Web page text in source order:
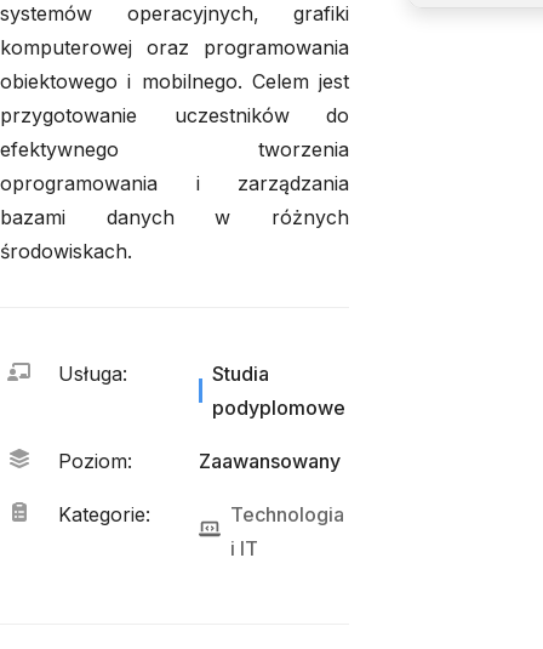
systemów operacyjnych, grafiki
komputerowej oraz programowania
obiektowego i mobilnego. Celem jest
przygotowanie uczestników do
efektywnego tworzenia
oprogramowania i zarządzania
bazami danych w różnych
środowiskach.
Usługa:
Studia
podyplomowe
Poziom: Zaawansowany
Kategorie:
Technologia
i IT